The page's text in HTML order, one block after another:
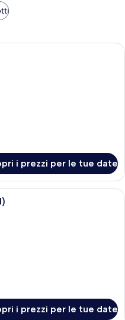
d'albergo con un letto, un
i prezzi per le tue date
matrimoniale con due letti,
i prezzi per le tue date